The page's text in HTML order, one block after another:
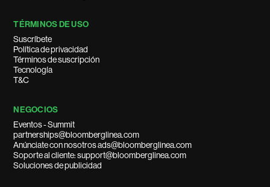
TÉRMINOS DE USO
Suscríbete
Política de privacidad
Términos de suscripción
Tecnología
T&C
NEGOCIOS
Eventos - Summit
partnerships@bloomberglinea.com
Anúnciate con nosotros ads@bloomberglinea.com
Soporte al cliente: support@bloomberglinea.com
Soluciones de publicidad